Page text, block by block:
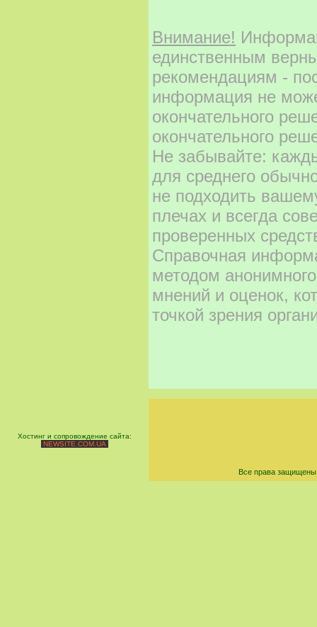
Внимание!
единственным
рекомендациям -
информация не
окончательного
окончательного
Не забывайте:
для среднего
не подходить
плечах и всегда
проверенных
Справочная
методом
мнений и оценок,
точкой зрения
Хостинг и сопровождение сайта:
NEWSITE.COM.UA
Все права